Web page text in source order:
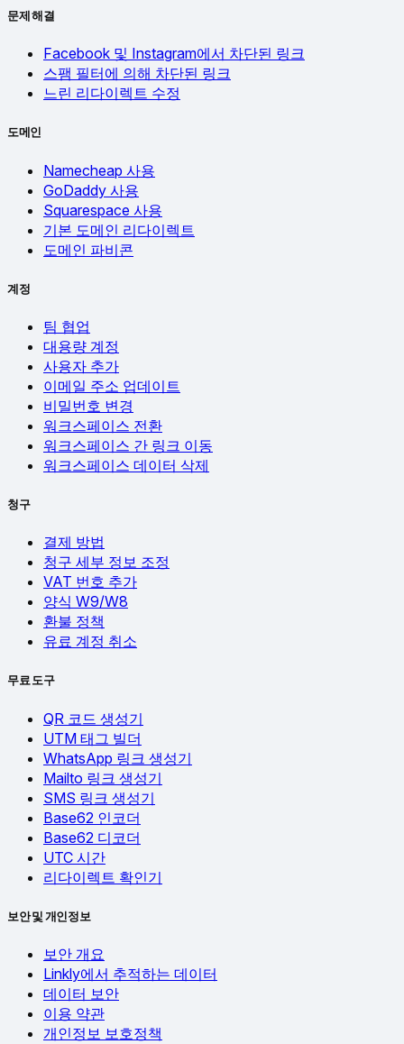
문제 해결
Facebook 및 Instagram에서 차단된 링크
스팸 필터에 의해 차단된 링크
느린 리다이렉트 수정
도메인
Namecheap 사용
GoDaddy 사용
Squarespace 사용
기본 도메인 리다이렉트
도메인 파비콘
계정
팀 협업
대용량 계정
사용자 추가
이메일 주소 업데이트
비밀번호 변경
워크스페이스 전환
워크스페이스 간 링크 이동
워크스페이스 데이터 삭제
청구
결제 방법
청구 세부 정보 조정
VAT 번호 추가
양식 W9/W8
환불 정책
유료 계정 취소
무료 도구
QR 코드 생성기
UTM 태그 빌더
WhatsApp 링크 생성기
Mailto 링크 생성기
SMS 링크 생성기
Base62 인코더
Base62 디코더
UTC 시간
리다이렉트 확인기
보안 및 개인정보
보안 개요
Linkly에서 추적하는 데이터
데이터 보안
이용 약관
개인정보 보호정책